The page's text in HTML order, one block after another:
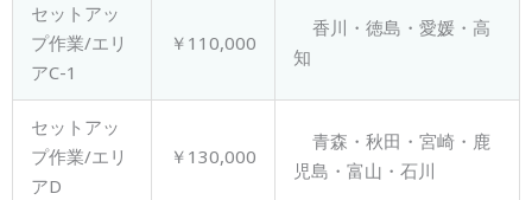
セットアッ
プ作業/エリ
アC-1
￥110,000
香川・徳島・愛媛・高
知
セットアッ
プ作業/エリ
アD
￥130,000
青森・秋田・宮崎・鹿
児島・富山・石川